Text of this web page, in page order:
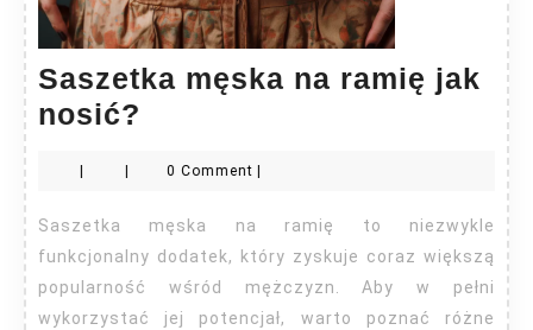
Saszetka męska na ramię jak
nosić?
na
ramię
jak
nosić?
0 Comment
Saszetka męska na ramię to niezwykle
funkcjonalny dodatek, który zyskuje coraz większą
popularność wśród mężczyzn. Aby w pełni
wykorzystać jej potencjał, warto poznać różne